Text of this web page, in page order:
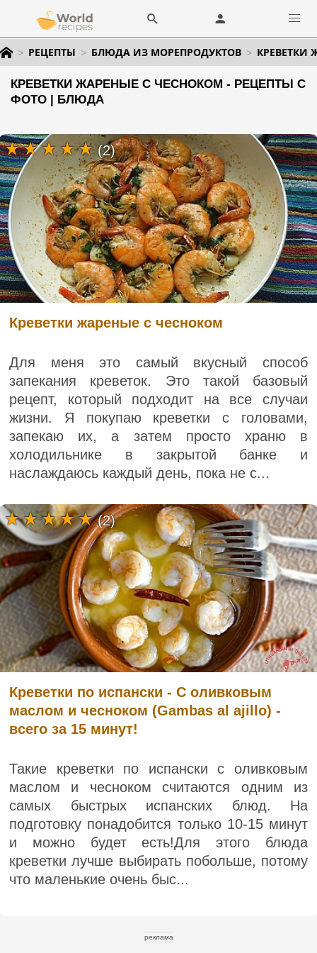
РЕЦЕПТЫ БЛЮДА ИЗ МОРЕПРОДУКТОВ КРЕВЕТКИ
КРЕВЕТКИ ЖАРЕНЫЕ С ЧЕСНОКОМ - РЕЦЕПТЫ С
ФОТО | БЛЮДА
Креветки жареные с чесноком
Для меня это самый вкусный способ
запекания креветок. Это такой базовый
рецепт, который подходит на все случаи
жизни. Я покупаю креветки с головами,
запекаю их, а затем просто храню в
холодильнике в закрытой банке и
наслаждаюсь каждый день, пока не с...
(2)
Креветки по испански - С оливковым
маслом и чесноком (Gambas al ajillo) -
всего за 15 минут!
Такие креветки по испански с оливковым
маслом и чесноком считаются одним из
самых быстрых испанских блюд. На
подготовку понадобится только 10-15 минут
и можно будет есть!Для этого блюда
креветки лучше выбирать побольше, потому
что маленькие очень быс...
(2)
реклама